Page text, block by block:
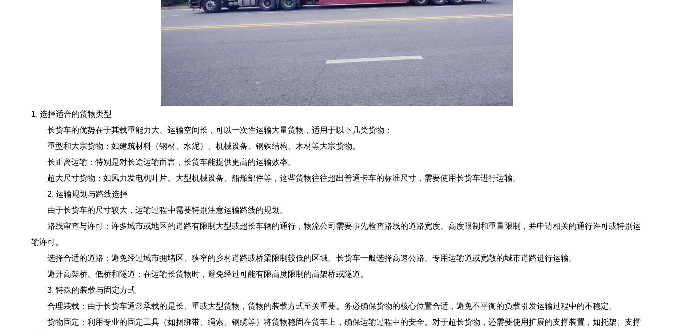
1. 选择适合的货物类型
长货车的优势在于其载重能力大、运输空间长，可以一次性运输大量货物，适用于以下几类货物：
重型和大宗货物：如建筑材料（钢材、水泥）、机械设备、钢铁结构、木材等大宗货物。
长距离运输：特别是对长途运输而言，长货车能提供更高的运输效率。
超大尺寸货物：如风力发电机叶片、大型机械设备、船舶部件等，这些货物往往超出普通卡车的标准尺寸，需要使用长货车进行运输。
2. 运输规划与路线选择
由于长货车的尺寸较大，运输过程中需要特别注意运输路线的规划。
路线审查与许可：许多城市或地区的道路有限制大型或超长车辆的通行，物流公司需要事先检查路线的道路宽度、高度限制和重量限制，并申请相关的通行许可或特别运
输许可。
选择合适的道路：避免经过城市拥堵区、狭窄的乡村道路或桥梁限制较低的区域。长货车一般选择高速公路、专用运输道或宽敞的城市道路进行运输。
避开高架桥、低桥和隧道：在运输长货物时，避免经过可能有限高度限制的高架桥或隧道。
3. 特殊的装载与固定方式
合理装载：由于长货车通常承载的是长、重或大型货物，货物的装载方式至关重要。务必确保货物的核心位置合适，避免不平衡的负载引发运输过程中的不稳定。
货物固定：利用专业的固定工具（如捆绑带、绳索、钢缆等）将货物稳固在货车上，确保运输过程中的安全。对于超长货物，还需要使用扩展的支撑装置，如托架、支撑